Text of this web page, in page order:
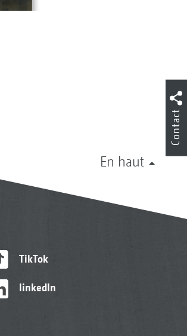
En haut
TikTok
linkedIn
Contact